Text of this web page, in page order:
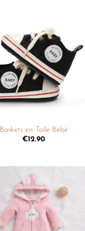
Ajouter
à la
liste de
souhaits
Baskets en Toile Bébé
€12.90
Ajouter
souhaits